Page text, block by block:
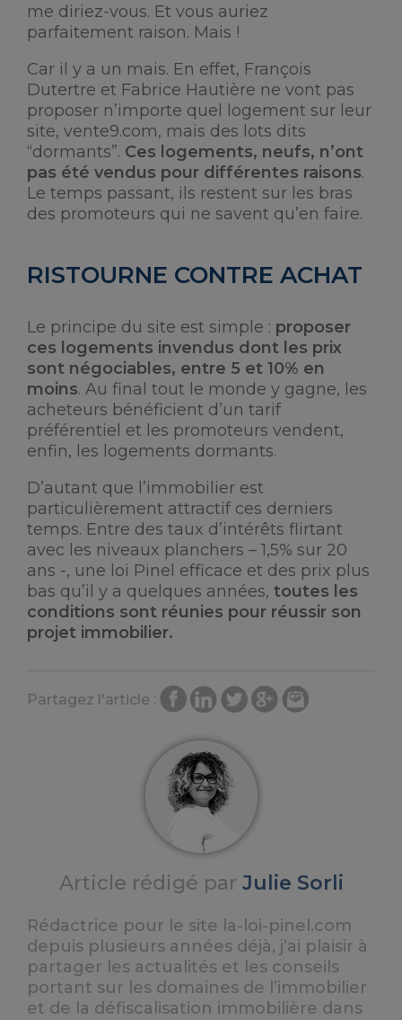
me diriez-vous. Et vous auriez
parfaitement raison. Mais !
Car il y a un mais. En effet, François
Dutertre et Fabrice Hautière ne vont pas
proposer n’importe quel logement sur leur
site, vente9.com, mais des lots dits
“dormants”. Ces logements, neufs, n’ont
pas été vendus pour différentes raisons.
Le temps passant, ils restent sur les bras
des promoteurs qui ne savent qu’en faire.
RISTOURNE CONTRE ACHAT
Le principe du site est simple : proposer
ces logements invendus dont les prix
sont négociables, entre 5 et 10% en
moins. Au final tout le monde y gagne, les
acheteurs bénéficient d’un tarif
préférentiel et les promoteurs vendent,
enfin, les logements dormants.
D’autant que l’immobilier est
particulièrement attractif ces derniers
temps. Entre des taux d’intérêts flirtant
avec les niveaux planchers – 1,5% sur 20
ans -, une loi Pinel efficace et des prix plus
bas qu’il y a quelques années, toutes les
conditions sont réunies pour réussir son
projet immobilier.
Partagez l'article :
Article rédigé par Julie Sorli
Rédactrice pour le site la-loi-pinel.com
depuis plusieurs années déjà, j’ai plaisir à
partager les actualités et les conseils
portant sur les domaines de l’immobilier
et de la défiscalisation immobilière dans